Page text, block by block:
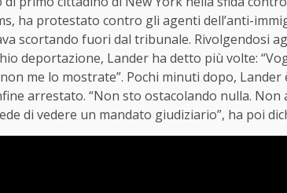
ha protestato contro gli agenti dell’anti-
scortando fuori dal tribunale. Rivolgendosi
deportazione, Lander ha detto più volte:
me lo mostrate”. Pochi minuti dopo,
arrestato. “Non sto ostacolando nulla. Non
di vedere un mandato giudiziario”, ha poi